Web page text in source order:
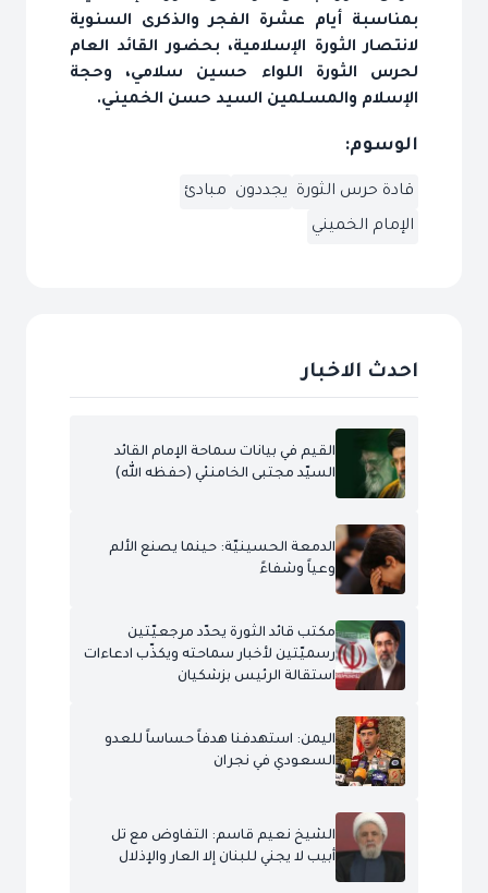
بمناسبة أيام عشرة الفجر والذكرى السنوية
لانتصار الثورة الإسلامية، بحضور القائد العام
لحرس الثورة اللواء حسين سلامي، وحجة
الإسلام والمسلمين السيد حسن الخميني.
الوسوم:
قادة حرس الثورة يجددون
مبادئ
الإمام الخميني
احدث الاخبار
القيم في بيانات سماحة الإمام القائد
السيّد مجتبى الخامنئي (حفظه الله)
الدمعة الحسينيّة: حينما يصنع الألم
وعياً وشفاءً
مكتب قائد الثورة يحدّد مرجعيّتين
رسميّتين لأخبار سماحته ويكذّب ادعاءات
استقالة الرئيس بزشكيان
اليمن: استهدفنا هدفاً حساساً للعدو
السعودي في نجران
الشيخ نعيم قاسم: التفاوض مع تل
أبيب لا يجني للبنان إلا العار والإذلال